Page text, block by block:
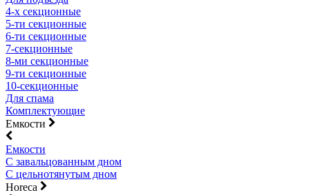
4-х секционные
5-ти секционные
6-ти секционные
7-секционные
8-ми секционные
9-ти секционные
10-секционные
Для спама
Комплектующие
Емкости
Емкости
С завальцованным дном
С цельнотянутым дном
Horeca